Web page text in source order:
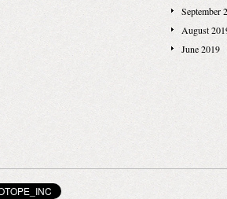
（税抜） 【
（エタノー
コール製品
September
August
June 2019